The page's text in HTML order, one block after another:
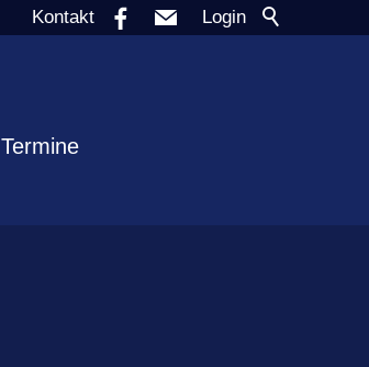
Login
Kontakt
Termine